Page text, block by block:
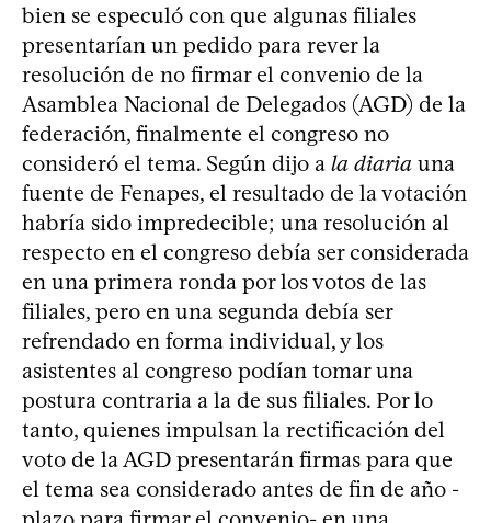
bien se especuló con que algunas filiales
presentarían un pedido para rever la
resolución de no firmar el convenio de la
Asamblea Nacional de Delegados (AGD) de la
federación, finalmente el congreso no
consideró el tema. Según dijo a la diaria una
fuente de Fenapes, el resultado de la votación
habría sido impredecible; una resolución al
respecto en el congreso debía ser considerada
en una primera ronda por los votos de las
filiales, pero en una segunda debía ser
refrendado en forma individual, y los
asistentes al congreso podían tomar una
postura contraria a la de sus filiales. Por lo
tanto, quienes impulsan la rectificación del
voto de la AGD presentarán firmas para que
el tema sea considerado antes de fin de año -